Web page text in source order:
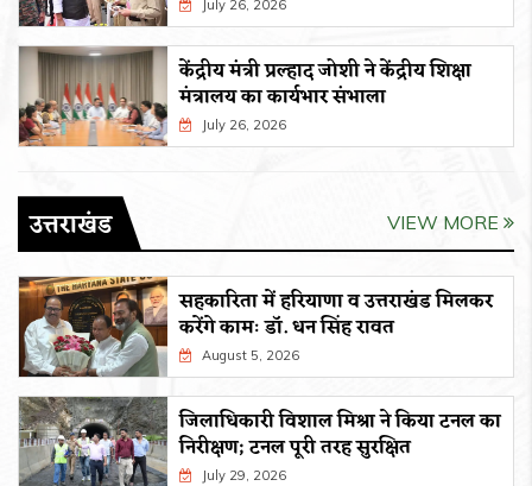
July 26, 2026
केंद्रीय मंत्री प्रल्हाद जोशी ने केंद्रीय शिक्षा
मंत्रालय का कार्यभार संभाला
July 26, 2026
उत्तराखंड VIEW MORE
सहकारिता में हरियाणा व उत्तराखंड मिलकर
करेंगे कामः डाॅ. धन सिंह रावत
August 5, 2026
जिलाधिकारी विशाल मिश्रा ने किया टनल का
निरीक्षण; टनल पूरी तरह सुरक्षित
July 29, 2026